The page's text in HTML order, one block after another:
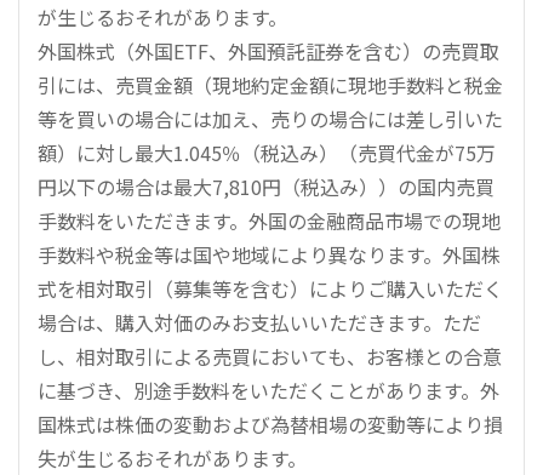
が生じるおそれがあります。
外国株式（外国ETF、外国預託証券を含む）の売買取
引には、売買金額（現地約定金額に現地手数料と税金
等を買いの場合には加え、売りの場合には差し引いた
額）に対し最大1.045％（税込み）（売買代金が75万
円以下の場合は最大7,810円（税込み））の国内売買
手数料をいただきます。外国の金融商品市場での現地
手数料や税金等は国や地域により異なります。外国株
式を相対取引（募集等を含む）によりご購入いただく
場合は、購入対価のみお支払いいただきます。ただ
し、相対取引による売買においても、お客様との合意
に基づき、別途手数料をいただくことがあります。外
国株式は株価の変動および為替相場の変動等により損
失が生じるおそれがあります。